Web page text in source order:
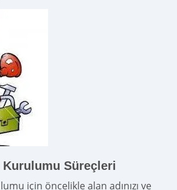
Kurulumu Süreçleri
için öncelikle alan adınızı ve